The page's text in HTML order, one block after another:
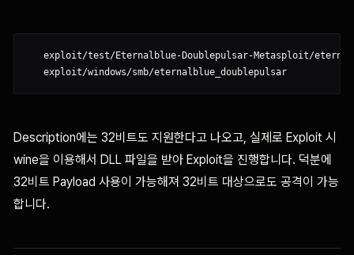
exploit/test/Eternalblue-Doublepulsar-Metasploit/
Description에는 32비트도 지원한다고 나오고, 실제로 Exploit 시
wine을 이용해서 DLL 파일을 받아 Exploit을 진행합니다. 덕분에
32비트 Payload 사용이 가능해져 32비트 대상으로도 공격이 가능
합니다.